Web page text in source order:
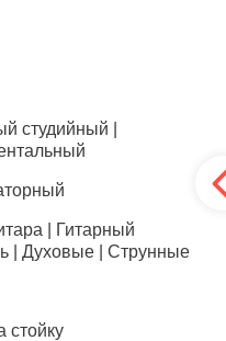
студийный |
| Гитарный
| Духовые | Струнные
стойку -